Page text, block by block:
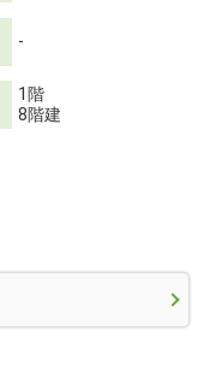
-
1階
8階建